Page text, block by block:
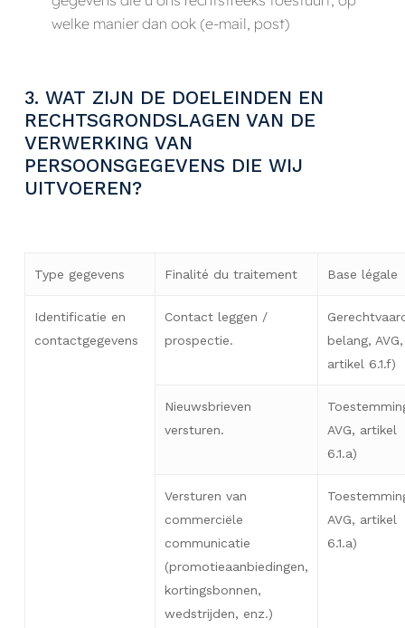
welke manier dan ook (e-mail, post)
3. WAT ZIJN DE DOELEINDEN EN
RECHTSGRONDSLAGEN VAN DE
VERWERKING VAN
PERSOONSGEGEVENS DIE WIJ
UITVOEREN?
Type gegevens Finalité du traitement Base légale
Identificatie en
contactgegevens
Contact leggen /
prospectie.
belang, AVG,
artikel 6.1.f)
Nieuwsbrieven
versturen.
AVG, artikel
6.1.a)
Versturen van
commerciële
communicatie
(promotieaanbiedingen,
kortingsbonnen,
wedstrijden, enz.)
AVG, artikel
6.1.a)